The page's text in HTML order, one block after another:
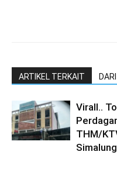
ARTIKEL TERKAIT
Virall..
THM/